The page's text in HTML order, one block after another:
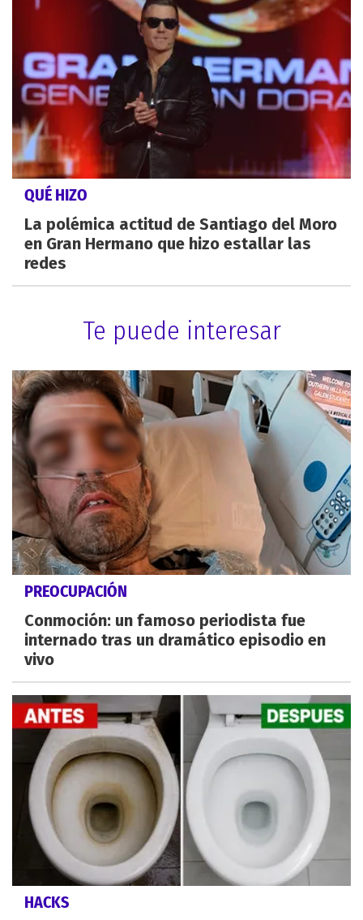
QUÉ HIZO
La polémica actitud de Santiago del Moro
en Gran Hermano que hizo estallar las
redes
Te puede interesar
PREOCUPACIÓN
Conmoción: un famoso periodista fue
internado tras un dramático episodio en
vivo
HACKS